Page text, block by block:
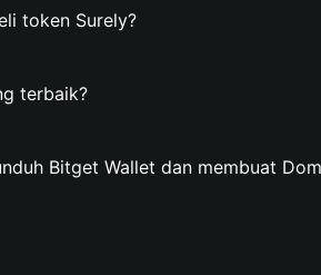
token Surely?
terbaik?
Bitget Wallet dan membuat